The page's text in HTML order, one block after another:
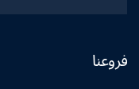
فروعنا